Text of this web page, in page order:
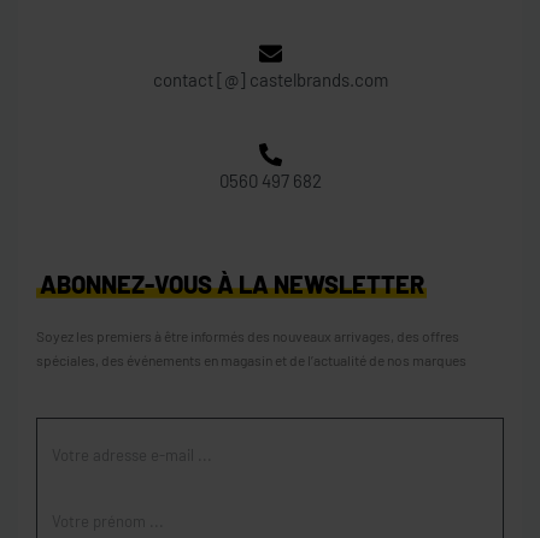
contact [@] castelbrands.com
0560 497 682
ABONNEZ-VOUS À LA NEWSLETTER
Soyez les premiers à être informés des nouveaux arrivages, des offres
spéciales, des événements en magasin et de l’actualité de nos marques